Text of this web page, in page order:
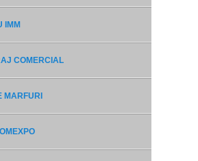
IMM
COMERCIAL
MARFURI